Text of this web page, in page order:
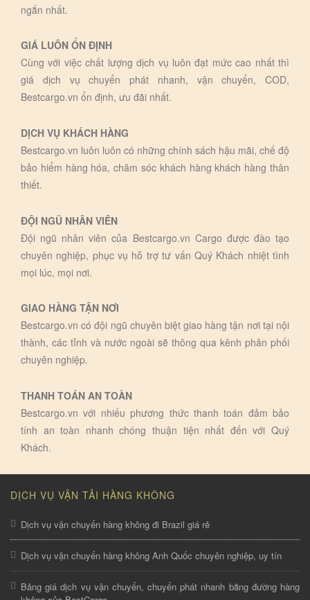
ngắn nhất.
GIÁ LUÔN ỔN ĐỊNH
Cùng với việc chất lượng dịch vụ luôn đạt mức cao nhất thì
giá dịch vụ chuyển phát nhanh, vận chuyển, COD,
Bestcargo.vn ổn định, ưu đãi nhất.
DỊCH VỤ KHÁCH HÀNG
Bestcargo.vn luôn luôn có những chính sách hậu mãi, chế độ
bảo hiểm hàng hóa, chăm sóc khách hàng khách hàng thân
thiết.
ĐỘI NGŨ NHÂN VIÊN
Đội ngũ nhân viên của Bestcargo.vn Cargo được đào tạo
chuyên nghiệp, phục vụ hỗ trợ tư vấn Quý Khách nhiệt tình
mọi lúc, mọi nơi.
GIAO HÀNG TẬN NƠI
Bestcargo.vn có đội ngũ chuyên biệt giao hàng tận nơi tại nội
thành, các tỉnh và nước ngoài sẽ thông qua kênh phân phối
chuyên nghiệp.
THANH TOÁN AN TOÀN
Bestcargo.vn với nhiếu phương thức thanh toán đảm bảo
tính an toàn nhanh chóng thuận tiện nhất đến với Quý
Khách.
DỊCH VỤ VẬN TẢI HÀNG KHÔNG
Dịch vụ vận chuyển hàng không đi Brazil giá rẻ
Dịch vụ vận chuyển hàng không Anh Quốc chuyên nghiệp, uy tín
Bảng giá dịch vụ vận chuyển, chuyển phát nhanh bằng đường hàng